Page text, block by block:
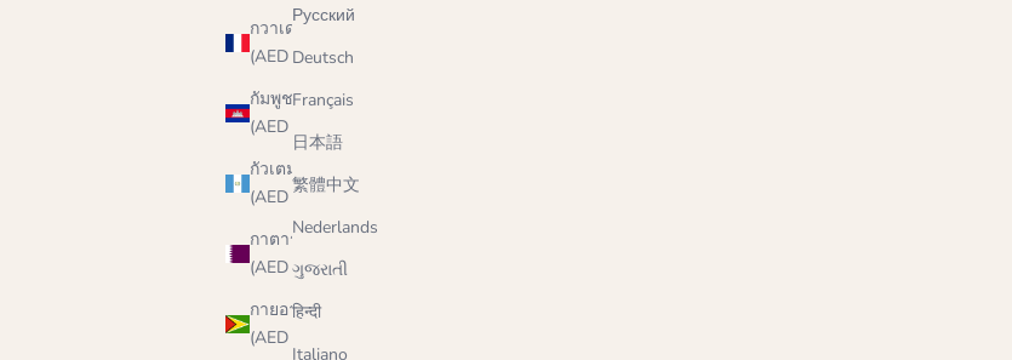
กวาเดอลูป
(AED د.إ)
กัมพูชา
กัวเตมาลา
(AED د.إ)
กาตาร์
(AED د.إ)
กายอานา
Русский
Deutsch
Français
日本語
繁體中文
Nederlands
ગુજરાતી
हिन्दी
Italiano